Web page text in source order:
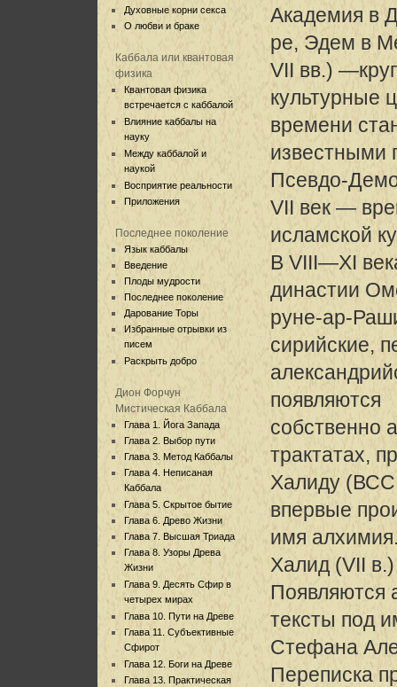
Духовные корни секса
О любви и браке
Каббала или квантовая
физика
Квантовая физика
встречается с каббалой
Влияние каббалы на
науку
Между каббалой и
наукой
Восприятие реальности
Приложения
Последнее поколение
Язык каббалы
Введение
Плоды мудрости
Последнее поколение
Дарование Торы
Избранные отрывки из
писем
Раскрыть добро
Дион Форчун
Мистическая Каббала
Глава 1. Йога Запада
Глава 2. Выбор пути
Глава 3. Метод Каббалы
Глава 4. Неписаная
Каббала
Глава 5. Скрытое бытие
Глава 6. Древо Жизни
Глава 7. Высшая Триада
Глава 8. Узоры Древа
Жизни
Глава 9. Десять Сфир в
четырех мирах
Глава 10. Пути на Древе
Глава 11. Субъективные
Сфирот
Глава 12. Боги на Древе
Глава 13. Практическая
Академия в
ре, Эдем в
VII вв.)
культурные
времени
известными
Псевдо-
VII век —
исламской
В VIII—XI
династии
руне-ар-
сирийские,
появляются
собственно
трактатах,
Халиду
впервые
имя
Халид (VII
Появляются
тексты под
Стефана
Переписка